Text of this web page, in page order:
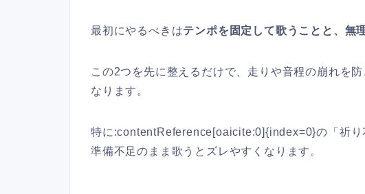
最初にやるべきはテンポを固定して歌うことと、無
この2つを先に整えるだけで、走りや音程の崩れを
なります。
特に:contentReference[oaicite:0]{index=0}の「祈り
準備不足のまま歌うとズレやすくなります。